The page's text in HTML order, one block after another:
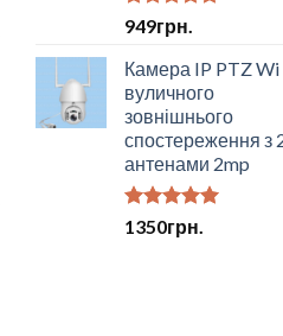
Оцінено в
з 5
949грн.
Камера IP PTZ Wi
вуличного
зовнішнього
спостереження з
антенами 2mp
Оцінено в
з 5
1350грн.